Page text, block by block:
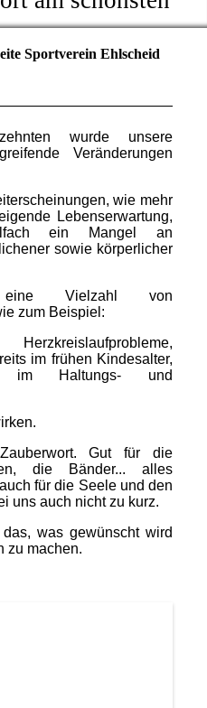
Sportverein Ehlscheid
wurde unsere
Veränderungen
wie mehr
Lebenserwartung,
ein Mangel an
sowie körperlicher
eine Vielzahl von
zum Beispiel:
Herzkreislaufprobleme,
im frühen Kindesalter,
im Haltungs- und
Gut für die
die Bänder... alles
für die Seele und den
uns auch nicht zu kurz.
was gewünscht wird
zu machen.